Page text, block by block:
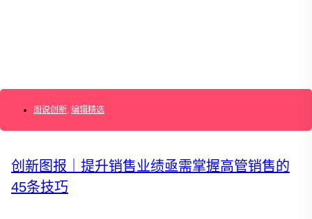
转型敏捷组织
培养创新能力
提升创新领导力
营销创新趋势报告
图说创新, 编辑精选
创新图报｜提升销售业绩亟需掌握高管销售的
45条技巧